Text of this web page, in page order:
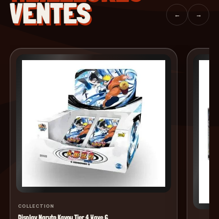
VENTES ← →
COLLECTION
Display Naruto Kayou Tier 4 Wave 6